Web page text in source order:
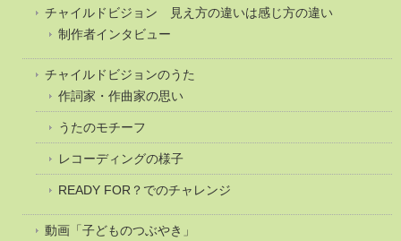
チャイルドビジョン 見え方の違いは感じ方の違い
制作者インタビュー
チャイルドビジョンのうた
作詞家・作曲家の思い
うたのモチーフ
レコーディングの様子
READY FOR？でのチャレンジ
動画「子どものつぶやき」